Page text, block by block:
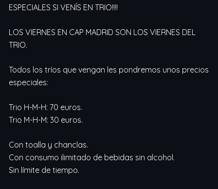
ESPECIALES SI VENÍS EN TRIO!!!!
LOS VIERNES EN CAP MADRID SON LOS VIERNES DEL
TRIO.
Todos los tríos que vengan les pondremos unos precios
especiales:
Trio H-M-H: 70 euros.
Trio M-H-M: 30 euros.
Con toalla y chanclas.
Con consumo ilimitado de bebidas sin alcohol.
Sin límite de tiempo.